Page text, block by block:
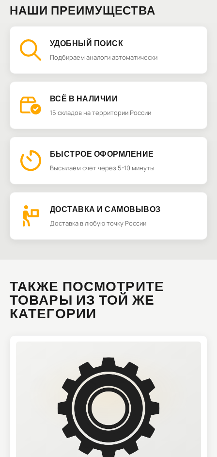
НАШИ ПРЕИМУЩЕСТВА
УДОБНЫЙ ПОИСК
Подбираем аналоги автоматически
ВСЁ В НАЛИЧИИ
15 складов на территории России
БЫСТРОЕ ОФОРМЛЕНИЕ
Высылаем счет через 5-10 минуты
ДОСТАВКА И САМОВЫВОЗ
Доставка в любую точку России
ТАКЖЕ ПОСМОТРИТЕ
ТОВАРЫ ИЗ ТОЙ ЖЕ
КАТЕГОРИИ